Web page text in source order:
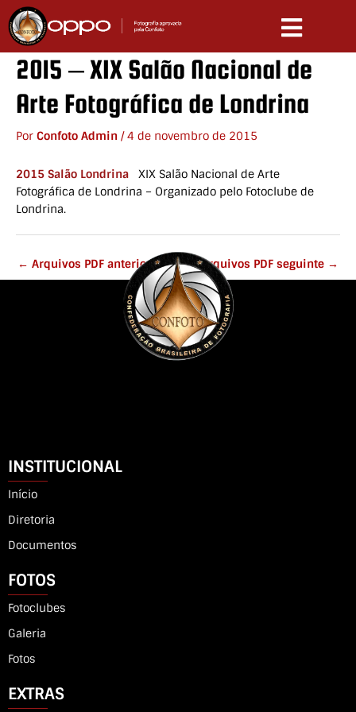
para
conteúdo
2015 – XIX Salão Nacional de
Arte Fotográfica de Londrina
Por Confoto Admin /4 de novembro de 2015
2015 Salão Londrina XIX Salão Nacional de Arte
Fotográfica de Londrina – Organizado pelo Fotoclube de
Londrina.
← Arquivos PDF anterior Arquivos PDF seguinte →
INSTITUCIONAL
Início
Diretoria
Documentos
FOTOS
Fotoclubes
Galeria
Fotos
EXTRAS